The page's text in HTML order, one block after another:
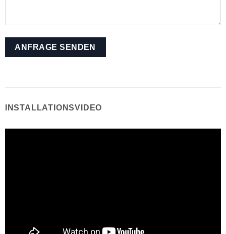
INSTALLATIONSVIDEO